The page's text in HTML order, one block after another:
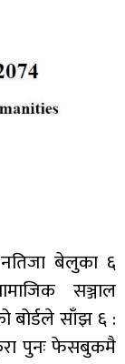
बेलुका ६
सञ्जाल
बोर्डले साँझ ६ :
पुनः फेसबुकमै